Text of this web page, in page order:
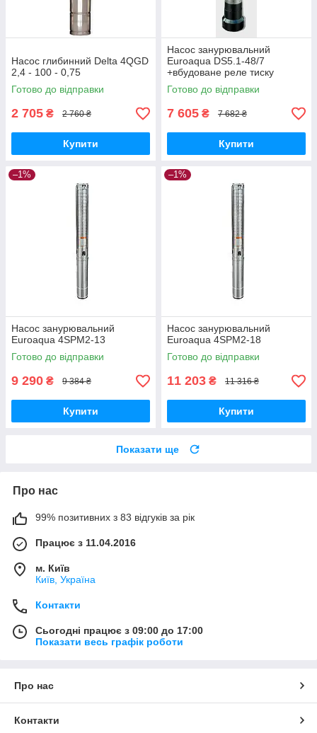
Насос глибинний Delta 4QGD
2,4 - 100 - 0,75
Готово до відправки
2 705 ₴ 2 760 ₴
Купити
Насос занурювальний
Euroaqua DS5.1-48/7
+вбудоване реле тиску
Готово до відправки
7 605 ₴ 7 682 ₴
Купити
–1%
Насос занурювальний
Euroaqua 4SPM2-13
Готово до відправки
9 290 ₴ 9 384 ₴
Купити
–1%
Насос занурювальний
Euroaqua 4SPM2-18
Готово до відправки
11 203 ₴ 11 316 ₴
Купити
Показати ще
Про нас
99% позитивних з 83 відгуків за рік
Працює з 11.04.2016
м. Київ
Київ, Україна
Контакти
Сьогодні працює з 09:00 до 17:00
Показати весь графік роботи
Про нас
Контакти